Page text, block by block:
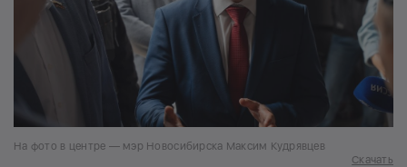
На фото в центре — мэр Новосибирска Максим Кудрявцев
Скачать